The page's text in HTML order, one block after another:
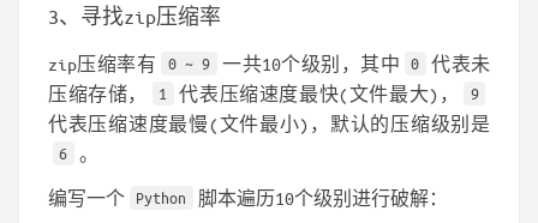
3、寻找zip压缩率
zip压缩率有 0 ~ 9 一共10个级别，其中 0 代表未
压缩存储，
1 代表压缩速度最快(文件最大)， 9
代表压缩速度最慢(文件最小)，默认的压缩级别是
6 。
编写一个 Python 脚本遍历10个级别进行破解：